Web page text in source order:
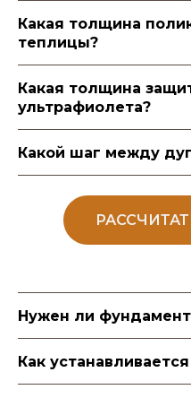
Какая толщина
теплицы?
Какая толщина
ультрафиолета?
Какой шаг между
Нужен ли
Как